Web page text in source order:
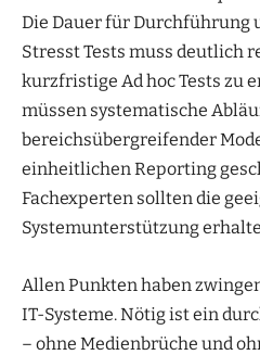
Die Dauer für Durchführung
Stresst Tests muss deutlich
kurzfristige Ad hoc Tests zu
müssen systematische
bereichsübergreifender
einheitlichen Reporting
Fachexperten sollten die
Systemunterstützung
Allen Punkten haben
IT-Systeme. Nötig ist ein
– ohne Medienbrüche und